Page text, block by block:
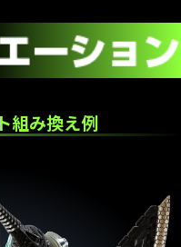
組み換え例